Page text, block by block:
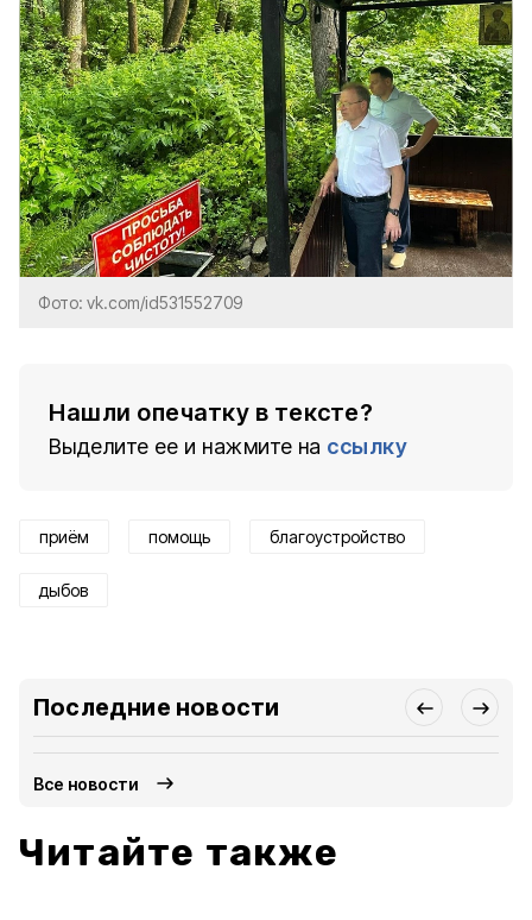
Фото: vk.com/id531552709
Нашли опечатку в тексте?
Выделите ее и нажмите на ссылку
приём помощь благоустройство
дыбов
Последние новости
Все новости
Читайте также